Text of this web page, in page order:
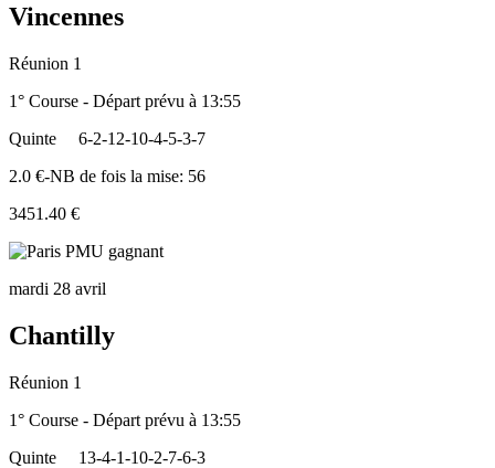
Vincennes
Réunion 1
1° Course - Départ prévu à 13:55
Quinte
6-2-12-10-4-5-3-7
2.0 €-NB de fois la mise: 56
3451.40 €
mardi 28 avril
Chantilly
Réunion 1
1° Course - Départ prévu à 13:55
Quinte
13-4-1-10-2-7-6-3